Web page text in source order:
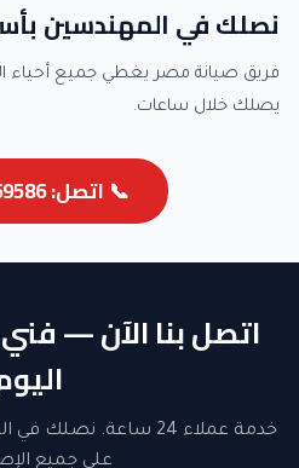
نصلك في المهندسين
فريق صيانة مصر يغطي جميع
يصلك خلال ساعات.
📞 اتصل: 01000069586
اتصل بنا الآن —
خدمة عملاء 24 ساعة.
على جميع